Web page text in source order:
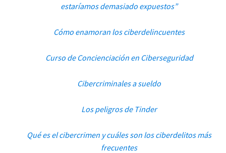
estaríamos demasiado expuestos”
Cómo enamoran los ciberdelincuentes
Curso de Concienciación en Ciberseguridad
Cibercriminales a sueldo
Los peligros de Tinder
Qué es el cibercrimen y cuáles son los ciberdelitos más
frecuentes